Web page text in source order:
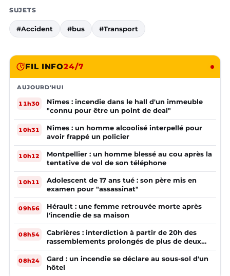
SUJETS
#Accident #bus #Transport
FIL INFO24/7
AUJOURD'HUI
11h30
Nîmes : incendie dans le hall d'un immeuble
"connu pour être un point de deal"
10h31
Nîmes : un homme alcoolisé interpellé pour
avoir frappé un policier
10h12
Montpellier : un homme blessé au cou après la
tentative de vol de son téléphone
10h11
Adolescent de 17 ans tué : son père mis en
examen pour "assassinat"
09h56
Hérault : une femme retrouvée morte après
l'incendie de sa maison
08h54
Cabrières : interdiction à partir de 20h des
rassemblements prolongés de plus de deux
mineurs non accompagnés d'un adulte
08h24
Gard : un incendie se déclare au sous-sol d'un
hôtel